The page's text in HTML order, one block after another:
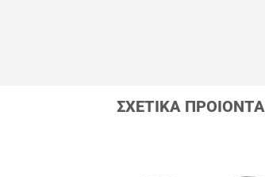
ΣΧΕΤΙΚΑ ΠΡΟΙΟΝΤΑ